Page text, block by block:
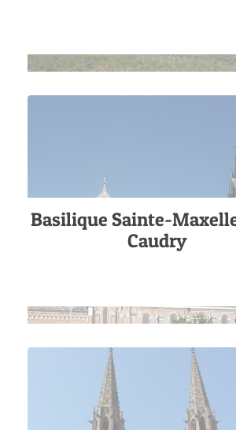
Basilique Sainte-
Caudry